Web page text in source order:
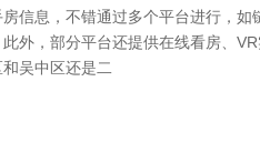
信息，不错通过多个平台进行，
外，部分平台还提供在线看房、
吴中区还是二